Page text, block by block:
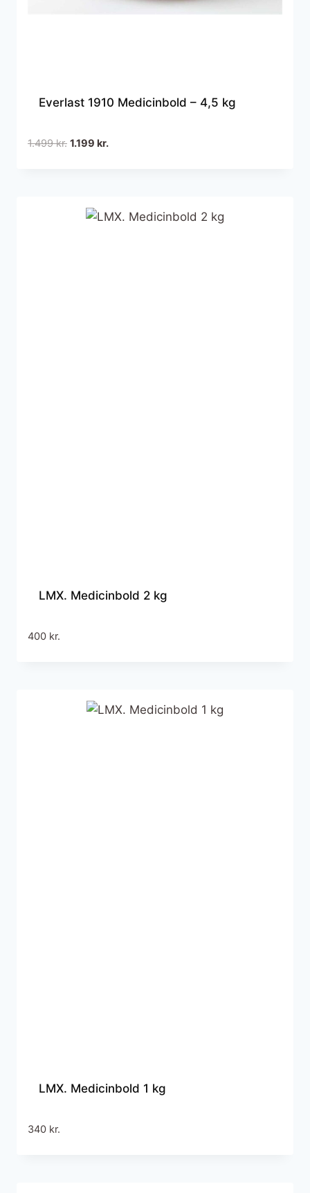
Everlast 1910 Medicinbold – 4,5 kg
1.499kr. Den
1.499 kr..
1.199 kr.Den
LMX. Medicinbold 2 kg
400 kr.
LMX. Medicinbold 1 kg
340 kr.